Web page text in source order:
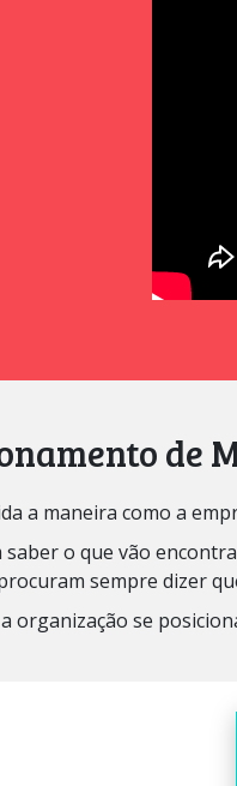
de
a maneira como a
saber o que vão
sempre dizer
organização se